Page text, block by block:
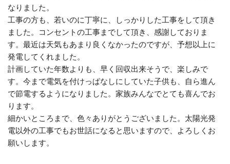
なりました。
工事の方も、若いのに丁寧に、しっかりした工事をして頂き
ました。コンセントの工事までして頂き、感謝しておりま
す。最近は天気もあまり良くなかったのですが、予想以上に
発電してくれました。
計画していた年数よりも、早く回収出来そうで、楽しみで
す。今まで電気を付けっぱなしにしていた子供も、自ら進ん
で節電するようになりました。家族みんなでとても喜んでお
ります。
細かいところまで、色々ありがとうございました。太陽光発
電以外の工事でもお世話になると思いますので、よろしくお
願いします。